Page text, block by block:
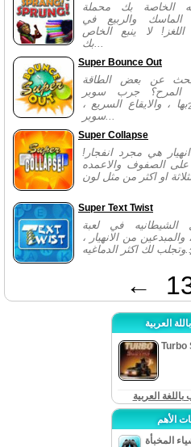
الخاصة بك محملة
الماسك والربيع في
اللغز! لا ينبع الخاص
بك...
Super Bounce Out
عن بعض الطاقة
المرح؟ جرب سوبر
، والايقاع السريع ،
سوبر...
Super Collapse
هي مجرد انفجار!
على الصفوف والاعمده
Super Text Twist
الشيطانيه في لعبة
والمبدعين من الانهيار ،
←
العربية
Turbo
باللغة العربية
الأهم
المخبأة